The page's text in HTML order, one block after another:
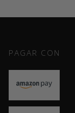
PAGAR CON